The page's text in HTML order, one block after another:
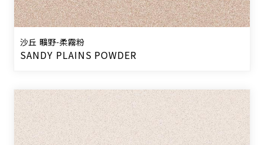
沙丘 曠野-柔霧粉
SANDY PLAINS POWDER